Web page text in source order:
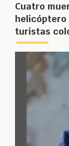
Cuatro
helicóptero
turistas